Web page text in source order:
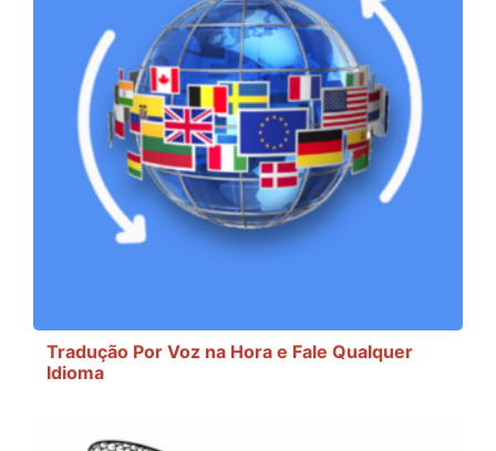
Tradução Por Voz na Hora e Fale Qualquer
Idioma